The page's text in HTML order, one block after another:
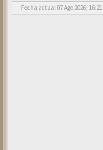
Fecha actual 07 Ago 2026, 16:21